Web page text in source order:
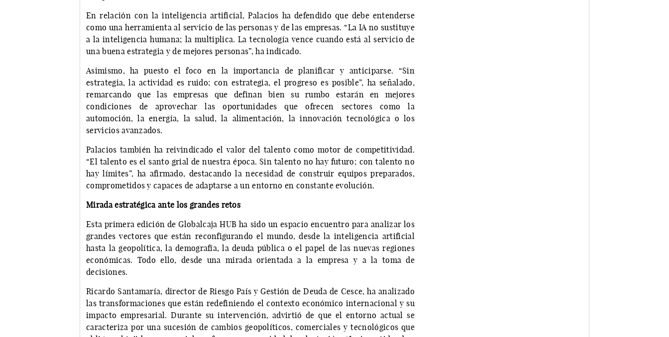
En relación con la inteligencia artificial, Palacios ha defendido que debe entenderse
como una herramienta al servicio de las personas y de las empresas. “La IA no sustituye
a la inteligencia humana; la multiplica. La tecnología vence cuando está al servicio de
una buena estrategia y de mejores personas”, ha indicado.
Asimismo, ha puesto el foco en la importancia de planificar y anticiparse. “Sin
estrategia, la actividad es ruido; con estrategia, el progreso es posible”, ha señalado,
remarcando que las empresas que definan bien su rumbo estarán en mejores
condiciones de aprovechar las oportunidades que ofrecen sectores como la
automoción, la energía, la salud, la alimentación, la innovación tecnológica o los
servicios avanzados.
Palacios también ha reivindicado el valor del talento como motor de competitividad.
“El talento es el santo grial de nuestra época. Sin talento no hay futuro; con talento no
hay límites”, ha afirmado, destacando la necesidad de construir equipos preparados,
comprometidos y capaces de adaptarse a un entorno en constante evolución.
Mirada estratégica ante los grandes retos
Esta primera edición de Globalcaja HUB ha sido un espacio encuentro para analizar los
grandes vectores que están reconfigurando el mundo, desde la inteligencia artificial
hasta la geopolítica, la demografía, la deuda pública o el papel de las nuevas regiones
económicas. Todo ello, desde una mirada orientada a la empresa y a la toma de
decisiones.
Ricardo Santamaría, director de Riesgo País y Gestión de Deuda de Cesce, ha analizado
las transformaciones que están redefiniendo el contexto económico internacional y su
impacto empresarial. Durante su intervención, advirtió de que el entorno actual se
caracteriza por una sucesión de cambios geopolíticos, comerciales y tecnológicos que